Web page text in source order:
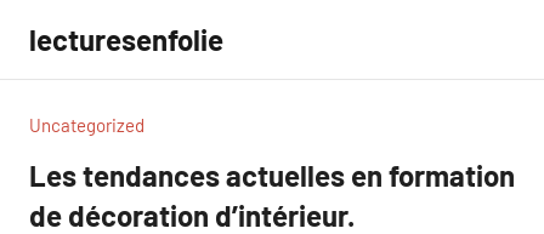
contenu
lecturesenfolie
Uncategorized
Les tendances actuelles en formation
de décoration d’intérieur.